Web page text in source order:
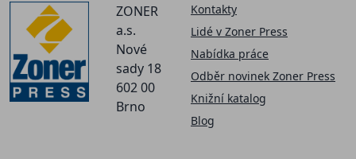
ZONER
a.s.
Nové
sady 18
602 00
Brno
Kontakty
Lidé v Zoner Press
Nabídka práce
Odběr novinek Zoner Press
Knižní katalog
Blog